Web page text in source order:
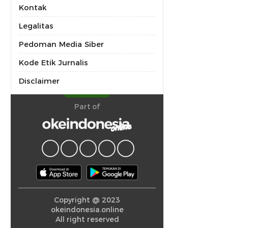
Kontak
Legalitas
Pedoman Media Siber
Kode Etik Jurnalis
Disclaimer
Part of
Copyright @ 2023
okeindonesia.online
All right reserved